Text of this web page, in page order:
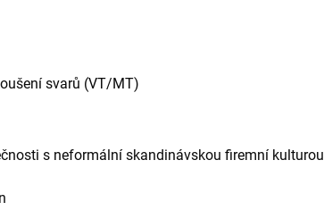
svarů (VT/MT)
s neformální skandinávskou firemní kulturou